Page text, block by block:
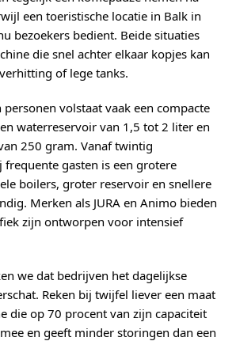
een toeristische locatie in Balk in
bezoekers bedient. Beide situaties
die snel achter elkaar kopjes kan
of lege tanks.
volstaat vaak een compacte
waterreservoir van 1,5 tot 2 liter en
250 gram. Vanaf twintig
gasten is een grotere
boilers, groter reservoir en snellere
Merken als JURA en Animo bieden
zijn ontworpen voor intensief
we dat bedrijven het dagelijkse
Reken bij twijfel liever een maat
die op 70 procent van zijn capaciteit
en geeft minder storingen dan een